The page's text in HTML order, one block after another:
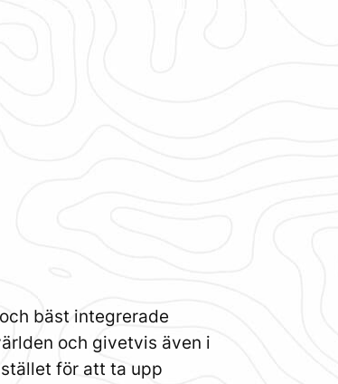
bäst integrerade
och givetvis även i
för att ta upp